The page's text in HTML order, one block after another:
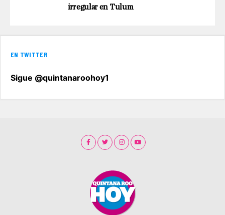
irregular en Tulum
EN TWITTER
Sigue @quintanaroohoy1